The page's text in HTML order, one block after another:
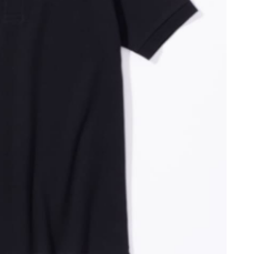
クから配信停止できます